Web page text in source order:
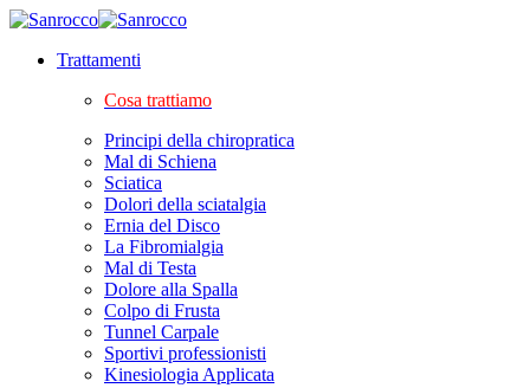
Trattamenti
Cosa trattiamo
Principi della chiropratica
Mal di Schiena
Sciatica
Dolori della sciatalgia
Ernia del Disco
La Fibromialgia
Mal di Testa
Dolore alla Spalla
Colpo di Frusta
Tunnel Carpale
Sportivi professionisti
Kinesiologia Applicata